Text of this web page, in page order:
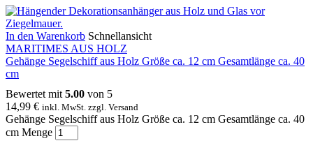
In den Warenkorb Schnellansicht
MARITIMES AUS HOLZ
Gehänge Segelschiff aus Holz Größe ca. 12 cm Gesamtlänge ca. 40
cm
Bewertet mit 5.00 von 5
14,99 € inkl. MwSt. zzgl. Versand
Gehänge Segelschiff aus Holz Größe ca. 12 cm Gesamtlänge ca. 40
cm Menge